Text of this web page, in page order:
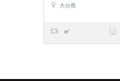
大分県
㎡